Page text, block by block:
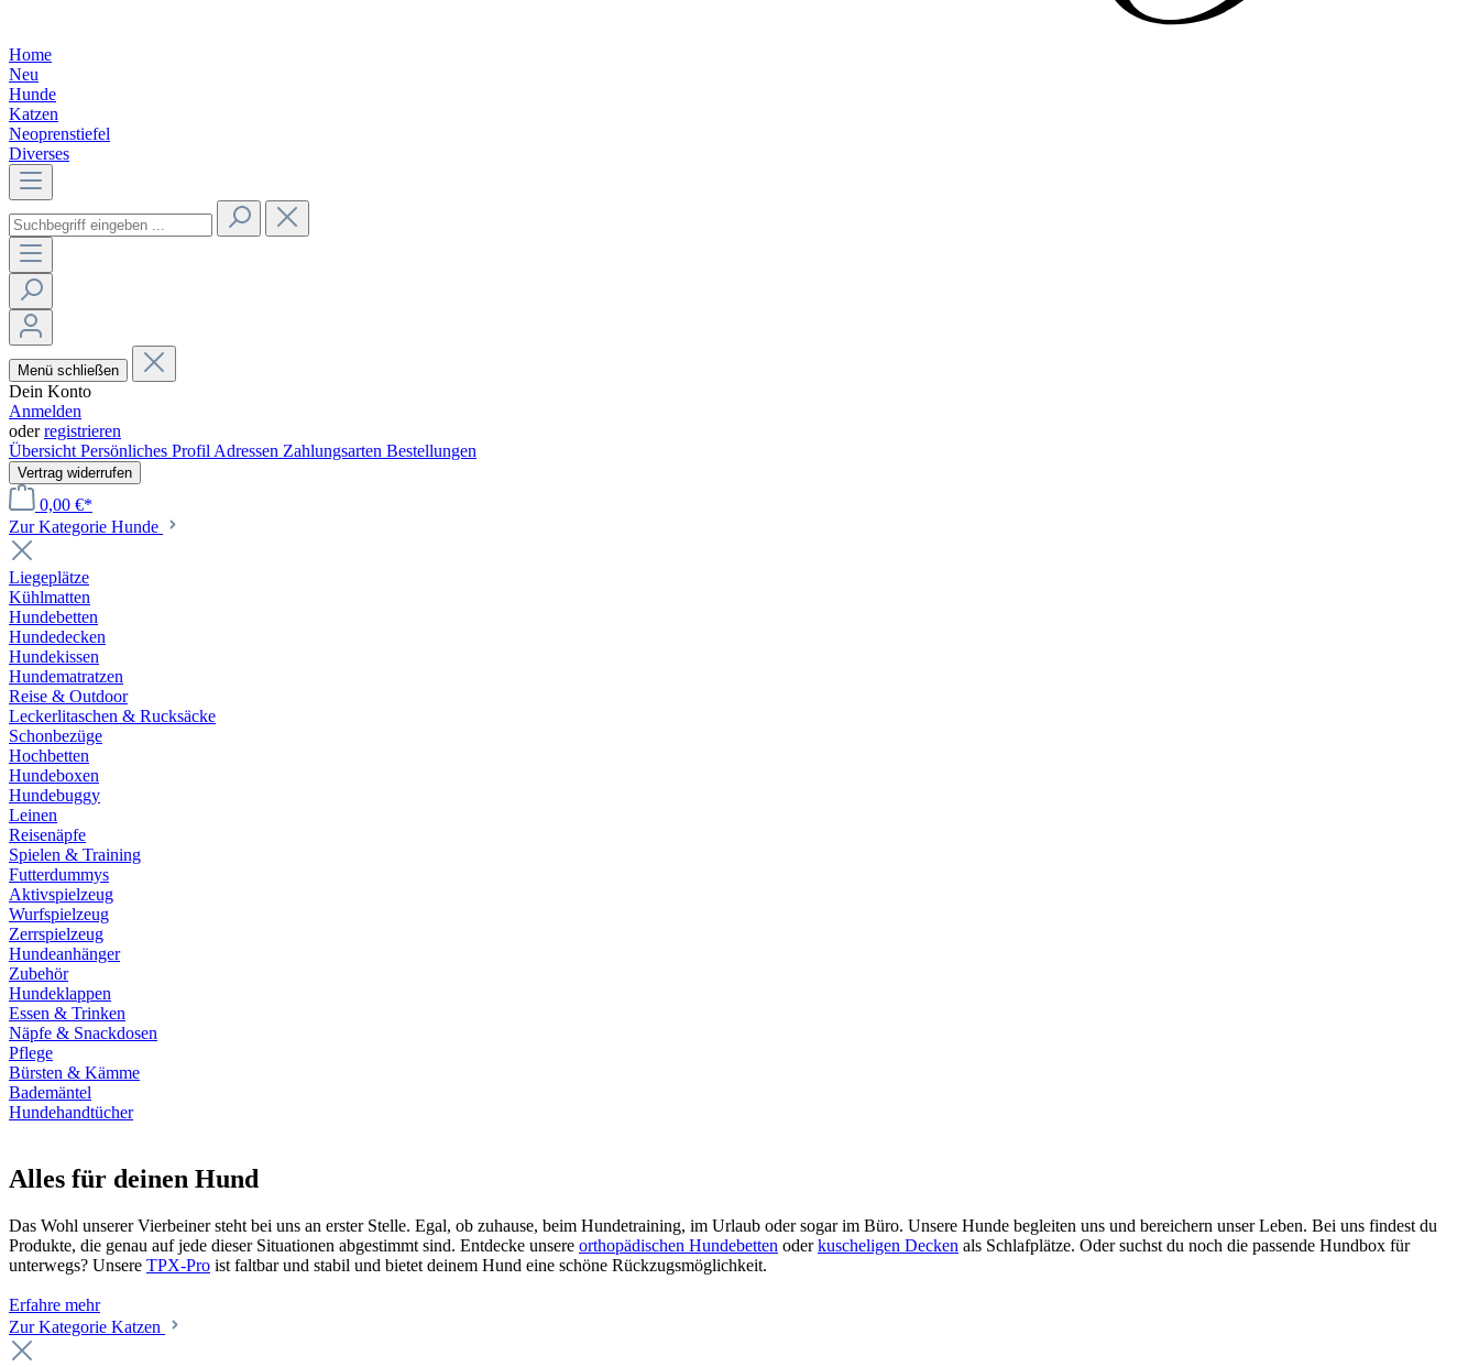
Home
Neu
Hunde
Katzen
Neoprenstiefel
Diverses
Menü schließen
Dein Konto
Anmelden
oderregistrieren
ÜbersichtPersönliches ProfilAdressen Zahlungsarten Bestellungen
Vertrag widerrufen
0,00 €*
Zur Kategorie Hunde
Liegeplätze
Kühlmatten
Hundebetten
Hundedecken
Hundekissen
Hundematratzen
Reise & Outdoor
Leckerlitaschen & Rucksäcke
Schonbezüge
Hochbetten
Hundeboxen
Hundebuggy
Leinen
Reisenäpfe
Spielen & Training
Futterdummys
Aktivspielzeug
Wurfspielzeug
Zerrspielzeug
Hundeanhänger
Zubehör
Hundeklappen
Essen & Trinken
Näpfe & Snackdosen
Pflege
Bürsten & Kämme
Bademäntel
Hundehandtücher
Alles für deinen Hund
Das Wohl unserer Vierbeiner steht bei uns an erster Stelle. Egal, ob zuhause, beim Hundetraining, im Urlaub oder sogar im Büro. Unsere Hunde begleiten uns und bereichern unser Leben. Bei uns findest du
Produkte, die genau auf jede dieser Situationen abgestimmt sind. Entdecke unsere orthopädischen Hundebetten oderkuscheligen Decken als Schlafplätze. Oder suchst du noch die passende Hundbox für
unterwegs? Unsere TPX-Pro ist faltbar und stabil und bietet deinem Hund eine schöne Rückzugsmöglichkeit.
Erfahre mehr
Zur Kategorie Katzen